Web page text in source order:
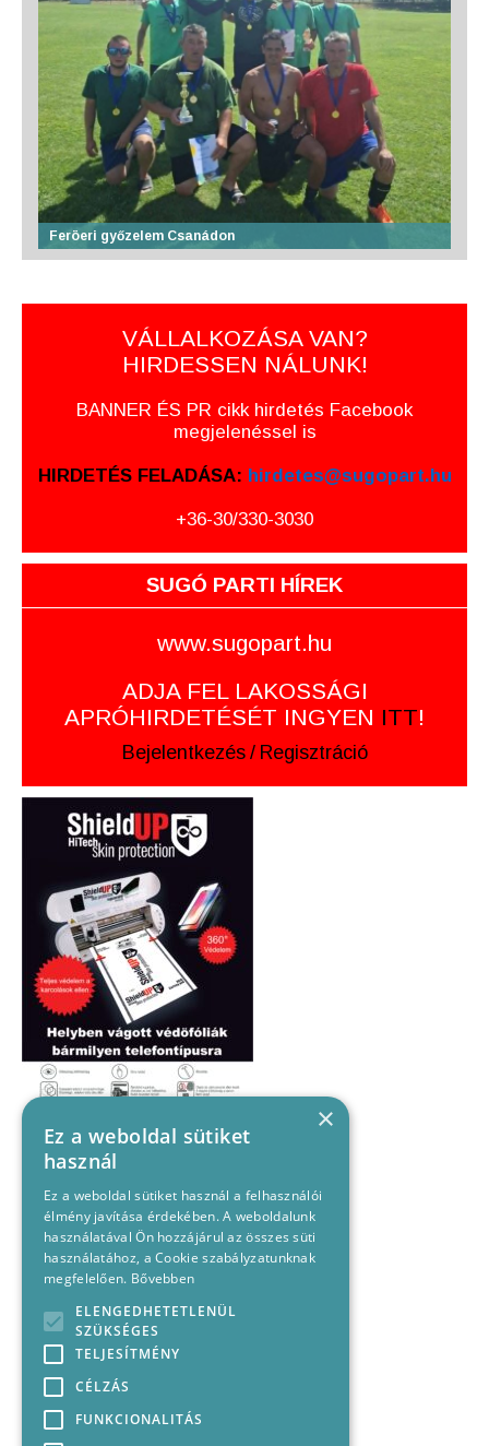
Feröeri győzelem Csanádon
VÁLLALKOZÁSA VAN?
HIRDESSEN NÁLUNK!
BANNER ÉS PR cikk hirdetés Facebook
megjelenéssel is
HIRDETÉS FELADÁSA: hirdetes@sugopart.hu
+36-30/330-3030
SUGÓ PARTI HÍREK
www.sugopart.hu
ADJA FEL LAKOSSÁGI
APRÓHIRDETÉSÉT INGYEN ITT!
Bejelentkezés / Regisztráció
×
Ez a weboldal sütiket
használ
Ez a weboldal sütiket használ a felhasználói
élmény javítása érdekében. A weboldalunk
használatával Ön hozzájárul az összes süti
használatához, a Cookie szabályzatunknak
megfelelően. Bővebben
ELENGEDHETETLENÜL
SZÜKSÉGES
TELJESÍTMÉNY
CÉLZÁS
FUNKCIONALITÁS